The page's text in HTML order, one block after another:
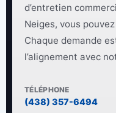
d’entretien
Neiges, vous
Chaque demande
l’alignement avec
TÉLÉPHONE
(438) 357-6494